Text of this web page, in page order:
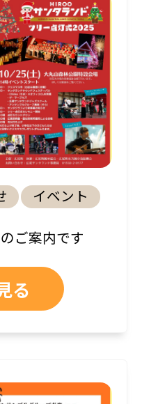
イベント
ご案内です
る